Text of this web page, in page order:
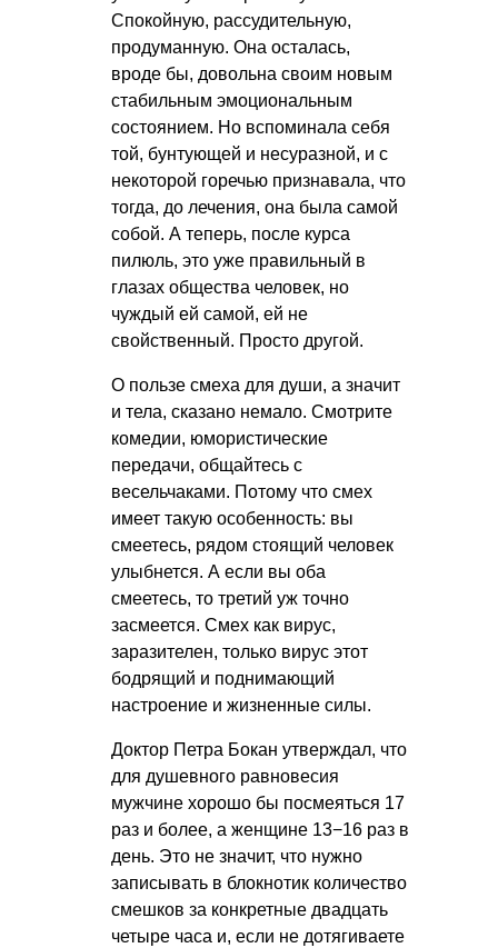
Спокойную, рассудительную,
продуманную. Она осталась,
вроде бы, довольна своим новым
стабильным эмоциональным
состоянием. Но вспоминала себя
той, бунтующей и несуразной, и с
некоторой горечью признавала, что
тогда, до лечения, она была самой
собой. А теперь, после курса
пилюль, это уже правильный в
глазах общества человек, но
чуждый ей самой, ей не
свойственный. Просто другой.
О пользе смеха для души, а значит
и тела, сказано немало. Смотрите
комедии, юмористические
передачи, общайтесь с
весельчаками. Потому что смех
имеет такую особенность: вы
смеетесь, рядом стоящий человек
улыбнется. А если вы оба
смеетесь, то третий уж точно
засмеется. Смех как вирус,
заразителен, только вирус этот
бодрящий и поднимающий
настроение и жизненные силы.
Доктор Петра Бокан утверждал, что
для душевного равновесия
мужчине хорошо бы посмеяться 17
раз и более, а женщине 13−16 раз в
день. Это не значит, что нужно
записывать в блокнотик количество
смешков за конкретные двадцать
четыре часа и, если не дотягиваете